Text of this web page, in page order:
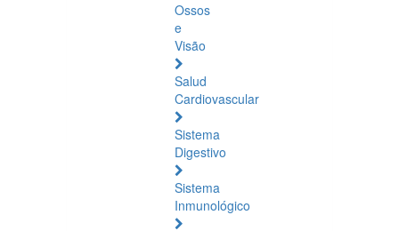
Ossos
e
Visão
Salud
Cardiovascular
Sistema
Digestivo
Sistema
Inmunológico